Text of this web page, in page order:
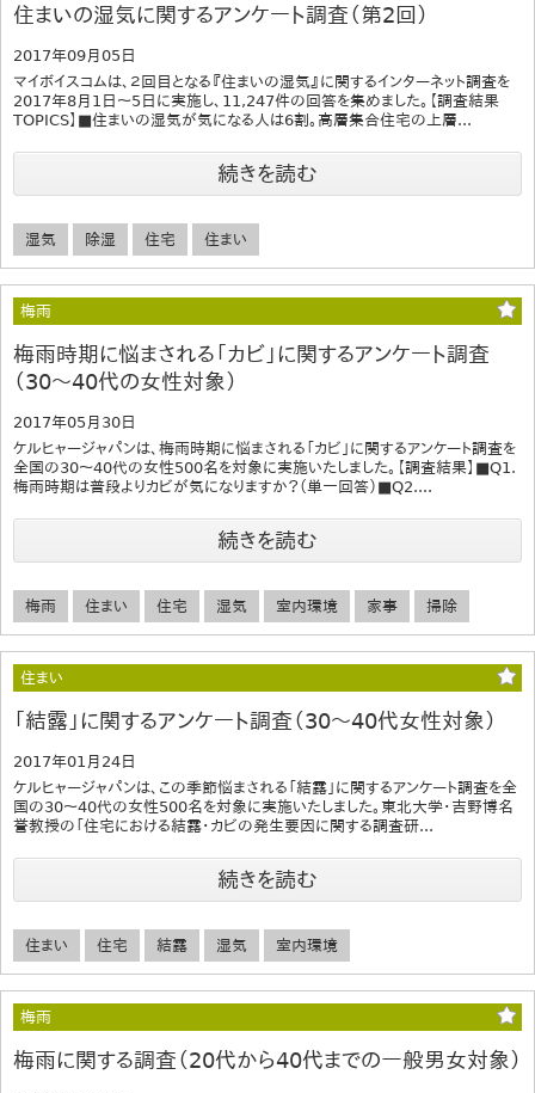
住まいの湿気に関するアンケート調査（第2回）
2017年09月05日
マイボイスコムは、２回目となる『住まいの湿気』に関するインターネット調査を
2017年8月1日～5日に実施し、11,247件の回答を集めました。【調査結果
TOPICS】■住まいの湿気が気になる人は6割。高層集合住宅の上層...
続きを読む
湿気 除湿 住宅 住まい
梅雨
梅雨時期に悩まされる「カビ」に関するアンケート調査
（30～40代の女性対象）
2017年05月30日
ケルヒャージャパンは、梅雨時期に悩まされる「カビ」に関するアンケート調査を
全国の30～40代の女性500名を対象に実施いたしました。【調査結果】■Q1.
梅雨時期は普段よりカビが気になりますか？（単一回答）■Q2....
続きを読む
梅雨 住まい 住宅 湿気 室内環境 家事 掃除
住まい
「結露」に関するアンケート調査（30～40代女性対象）
2017年01月24日
ケルヒャージャパンは、この季節悩まされる「結露」に関するアンケート調査を全
国の30～40代の女性500名を対象に実施いたしました。東北大学・吉野博名
誉教授の「住宅における結露・カビの発生要因に関する調査研...
続きを読む
住まい 住宅 結露 湿気 室内環境
梅雨
梅雨に関する調査（20代から40代までの一般男女対象）